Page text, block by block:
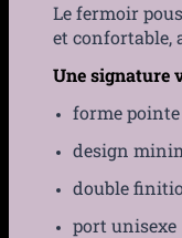
Le fermoir
et confortable,
Une signature
forme
design
double
port